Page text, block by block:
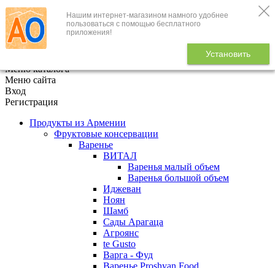
Нашим интернет-магазином намного удобнее
пользоваться с помощью бесплатного
приложения!
Установить
+7 (495) 646-888-1
В корзине
Меню каталога
Меню сайта
Вход
Регистрация
Продукты из Армении
Фруктовые консервации
Варенье
ВИТАЛ
Варенья малый объем
Варенья большой объем
Иджеван
Ноян
Шамб
Сады Арагаца
Агроянс
te Gusto
Варга - Фуд
Варенье Proshyan Food